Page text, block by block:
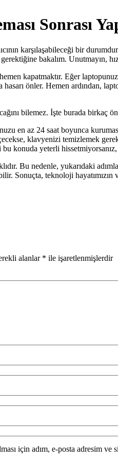
Sonrası
karşılaşabileceği bir
gerektiğine bakalım. Unutmayın,
hemen kapatmaktır. Eğer
önler. Hemen ardından,
bilemez. İşte burada birkaç
en az 24 saat boyunca
klavyenizi temizlemek
konuda yeterli
Bu nedenle, yukarıdaki
Sonuçta, teknoloji
alanlar * ile işaretlenmişlerdir
için adım, e-posta adresim ve